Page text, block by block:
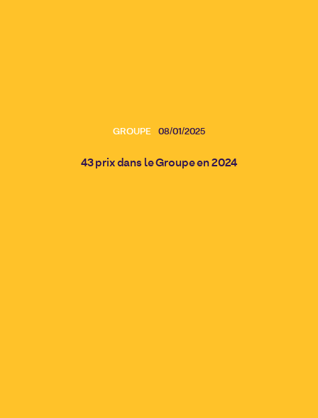
GROUPE 08/01/2025
43 prix dans le Groupe en 2024